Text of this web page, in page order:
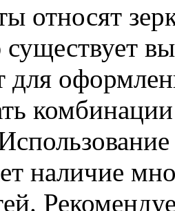
относят
для
наличие